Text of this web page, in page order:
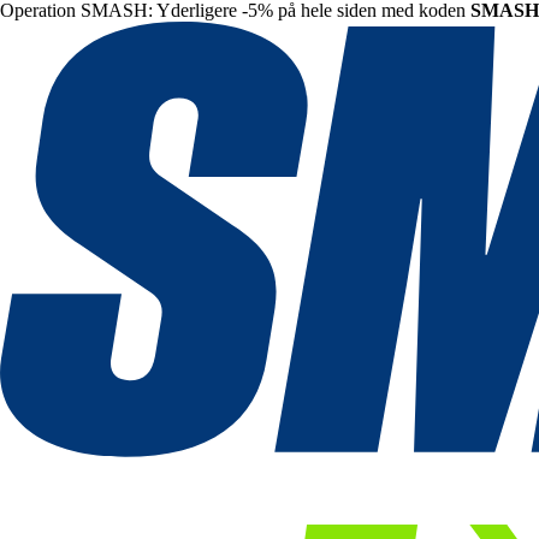
Operation SMASH: Yderligere -5% på hele siden med koden